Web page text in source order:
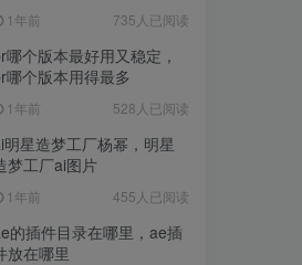
1年前 735人已阅读
哪个版本最好用又稳定，
哪个版本用得最多
1年前 528人已阅读
明星造梦工厂杨幂，明星
梦工厂ai图片
1年前 455人已阅读
的插件目录在哪里，ae插
放在哪里